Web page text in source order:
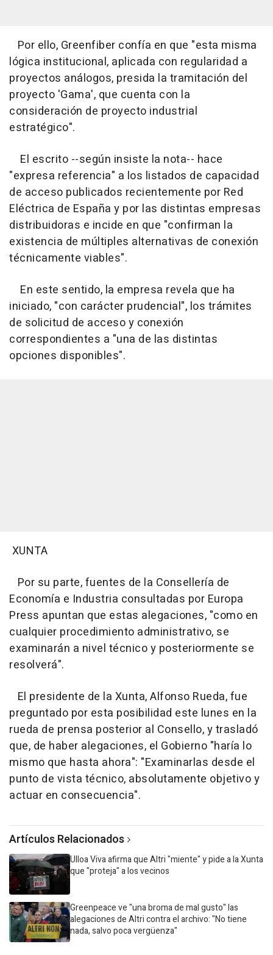
Por ello, Greenfiber confía en que "esta misma
lógica institucional, aplicada con regularidad a
proyectos análogos, presida la tramitación del
proyecto 'Gama', que cuenta con la
consideración de proyecto industrial
estratégico".
El escrito --según insiste la nota-- hace
"expresa referencia" a los listados de capacidad
de acceso publicados recientemente por Red
Eléctrica de España y por las distintas empresas
distribuidoras e incide en que "confirman la
existencia de múltiples alternativas de conexión
técnicamente viables".
En este sentido, la empresa revela que ha
iniciado, "con carácter prudencial", los trámites
de solicitud de acceso y conexión
correspondientes a "una de las distintas
opciones disponibles".
XUNTA
Por su parte, fuentes de la Consellería de
Economía e Industria consultadas por Europa
Press apuntan que estas alegaciones, "como en
cualquier procedimiento administrativo, se
examinarán a nivel técnico y posteriormente se
resolverá".
El presidente de la Xunta, Alfonso Rueda, fue
preguntado por esta posibilidad este lunes en la
rueda de prensa posterior al Consello, y trasladó
que, de haber alegaciones, el Gobierno "haría lo
mismo que hasta ahora": "Examinarlas desde el
punto de vista técnico, absolutamente objetivo y
actuar en consecuencia".
Artículos Relacionados
Ulloa Viva afirma que Altri "miente" y pide a la Xunta
que "proteja" a los vecinos
Greenpeace ve "una broma de mal gusto" las
alegaciones de Altri contra el archivo: "No tiene
nada, salvo poca vergüenza"